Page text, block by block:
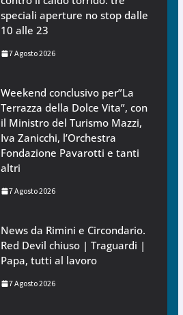
speciali aperture no stop dalle
10 alle 23
7 Agosto 2026
Weekend conclusivo per”La
Terrazza della Dolce Vita”, con
il Ministro del Turismo Mazzi,
Iva Zanicchi, l’Orchestra
Fondazione Pavarotti e tanti
altri
7 Agosto 2026
News da Rimini e Circondario.
Red Devil chiuso | Traguardi |
Papa, tutti al lavoro
7 Agosto 2026